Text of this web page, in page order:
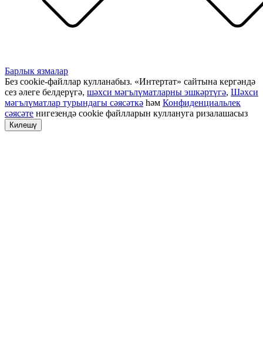
Барлык язмалар
Без cookie-файллар кулланабыз. «Интертат» сайтына кергәндә
сез әлеге белдерүгә, шәхси мәгълүматларны эшкәртүгә, Шәхси
мәгълүматлар турындагы сәясәткә һәм Конфиденциальлек
сәясәте нигезендә cookie файлларын куллануга ризалашасыз
Килешү